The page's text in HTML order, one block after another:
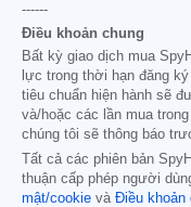
------
Điều khoản chung
Bất kỳ giao dịch mua
lực trong thời hạn đăng
tiêu chuẩn hiện hành sẽ
và/hoặc các lần mua
chúng tôi sẽ thông báo
Tất cả các phiên bản
thuận cấp phép người
mật/cookie và Điều khoản